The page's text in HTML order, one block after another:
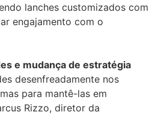
lanches customizados com
engajamento com o
e mudança de estratégia
desenfreadamente nos
para mantê-las em
Rizzo, diretor da